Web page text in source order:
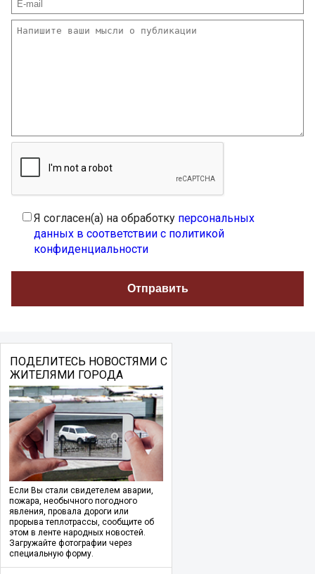
Я согласен(а) на обработку персональных
данных в соответствии с политикой
конфиденциальности
ПОДЕЛИТЕСЬ НОВОСТЯМИ С
ЖИТЕЛЯМИ ГОРОДА
Если Вы стали свидетелем аварии,
пожара, необычного погодного
явления, провала дороги или
прорыва теплотрассы, сообщите об
этом в ленте народных новостей.
Загружайте фотографии через
специальную форму.